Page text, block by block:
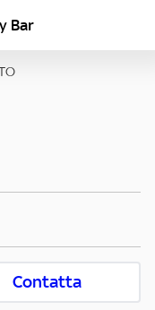
Bar
Contatta